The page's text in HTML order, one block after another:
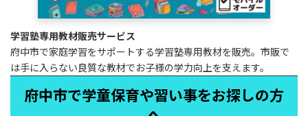
学習塾専用教材販売サービス
府中市で家庭学習をサポートする学習塾専用教材を販売。市販で
は手に入らない良質な教材でお子様の学力向上を支えます。
府中市で学童保育や習い事をお探しの方